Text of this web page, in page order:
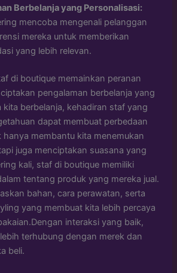
Berbelanja yang Personalisasi:
mencoba mengenali pelanggan
mereka untuk memberikan
yang lebih relevan.
di boutique memainkan peranan
pengalaman berbelanja yang
kita berbelanja, kehadiran staf yang
dapat membuat perbedaan
hanya membantu kita menemukan
juga menciptakan suasana yang
kali, staf di boutique memiliki
tentang produk yang mereka jual.
bahan, cara perawatan, serta
yang membuat kita lebih percaya
interaksi yang baik,
terhubung dengan merek dan
beli.